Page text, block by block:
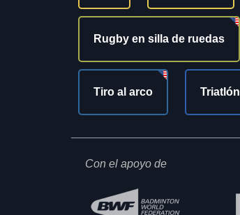
Rugby en silla de ruedas
Tiro al arco Triatlón
Con el apoyo de